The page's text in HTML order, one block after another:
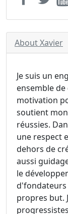
About Xavier
Je suis un
ensemble
motivation
soutient
réussies.
une respect
dehors de
aussi
le
propres but.